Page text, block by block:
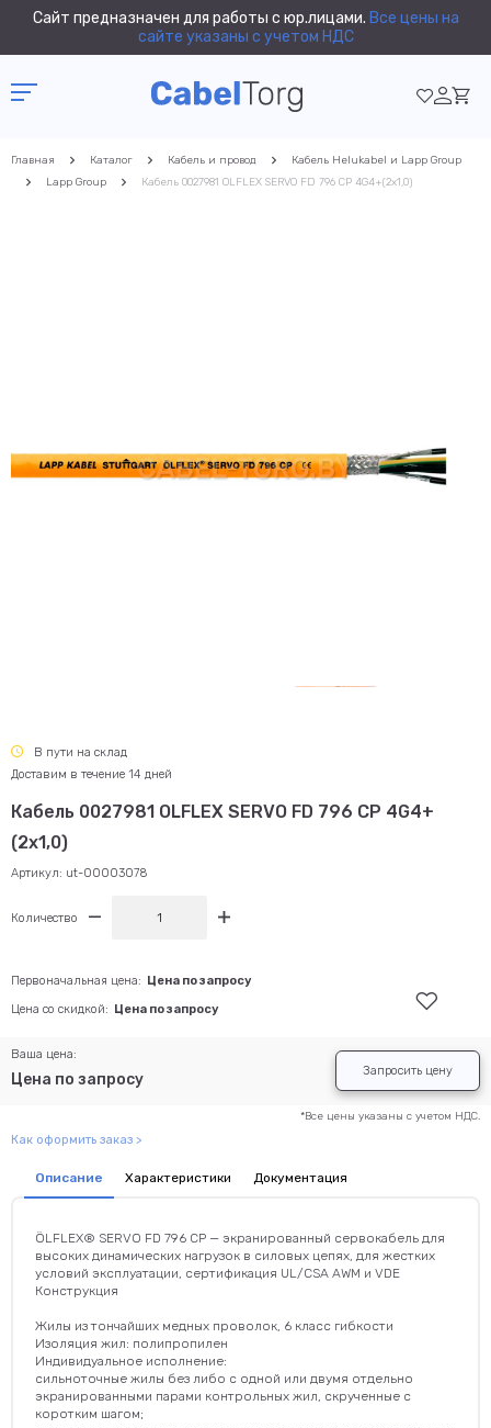
Сайт предназначен для работы с юр.лицами. Все цены на
сайте указаны с учетом НДС
Главная Каталог Кабель и провод
Кабель Helukabel и Lapp Group
Lapp Group
Кабель 0027981 OLFLEX SERVO FD 796 CP 4G4+(2x1,0)
Кабель 0027981 OLFLEX SERVO FD 796 CP 4G4+
(2x1,0)
Артикул: ut-00003078
В пути на склад
Доставим в течение 14 дней
Количество
Ваша цена:
Цена по запросу
Первоначальная цена: Цена по запросу
Цена со скидкой: Цена по запросу
*Все цены указаны с учетом НДС.
Запросить цену
Как оформить заказ >
Описание Характеристики Документация
ÖLFLEX® SERVO FD 796 CP — экранированный сервокабель для
высоких динамических нагрузок в силовых цепях, для жестких
условий эксплуатации, сертификация UL/CSA AWM и VDE
Конструкция
Жилы из тончайших медных проволок, 6 класс гибкости
Изоляция жил: полипропилен
Индивидуальное исполнение:
сильноточные жилы без либо с одной или двумя отдельно
экранированными парами контрольных жил, скрученные с
коротким шагом;